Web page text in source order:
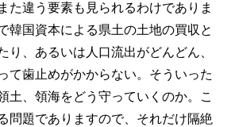
た違う要素も見られるわけでありま
韓国資本による県土の土地の買収と
り、あるいは人口流出がどんどん、
て歯止めがかからない。そういった
土、領海をどう守っていくのか。こ
問題でありますので、それだけ隔絶